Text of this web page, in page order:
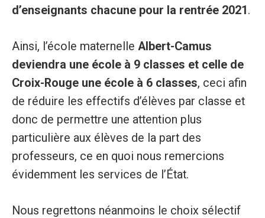
d’enseignants chacune pour la rentrée 2021 .
Ainsi, l’école maternelle Albert-Camus
deviendra une école à 9 classes et celle de
Croix-Rouge une école à 6 classes, ceci afin
de réduire les effectifs d’élèves par classe et
donc de permettre une attention plus
particulière aux élèves de la part des
professeurs, ce en quoi nous remercions
évidemment les services de l’État.
Nous regrettons néanmoins le choix sélectif